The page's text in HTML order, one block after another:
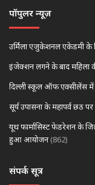
पॉपुलर न्यूज़
उर्मिला एजुकेशनल एकेडमी के
इंजेक्शन लगने के बाद महिला
दिल्ली स्कूल ऑफ एक्सीलेंस में
सूर्य उपासना के महापर्व छठ
यूथ फार्मासिस्ट फेडरेशन के
हुआ आयोजन (862)
संपर्क सूत्र